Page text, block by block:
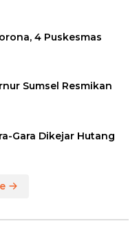
4 Puskesmas
Sumsel Resmikan
Gara Dikejar Hutang